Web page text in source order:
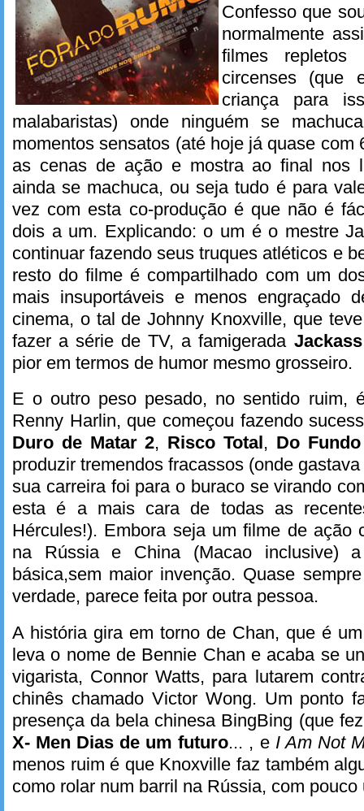
Confesso que
normalmente
filmes repletos
circenses (que
criança para
malabaristas) onde ninguém se
momentos sensatos (até hoje já quase com
as cenas de ação e mostra ao final nos
ainda se machuca, ou seja tudo é para
vez com esta co-produção é que não é
dois a um. Explicando: o um é o mestre
continuar fazendo seus truques atléticos e
resto do filme é compartilhado com um
mais insuportáveis e menos engraçado
cinema, o tal de Johnny Knoxville, que
fazer a série de TV, a famigerada Jackass
pior em termos de humor mesmo grosseiro.
E o outro peso pesado, no sentido ruim,
Renny Harlin, que começou fazendo
Duro de Matar 2, Risco Total , Do
produzir tremendos fracassos (onde
sua carreira foi para o buraco se virando
esta é a mais cara de todas as
Hércules!). Embora seja um filme de ação
na Rússia e China (Macao inclusive)
básica,sem maior invenção. Quase
verdade, parece feita por outra pessoa.
A história gira em torno de Chan, que é
leva o nome de Bennie Chan e acaba se
vigarista, Connor Watts, para lutarem
chinês chamado Victor Wong. Um ponto
presença da bela chinesa BingBing (que
X- Men Dias de um futuro... , eI Am Not
menos ruim é que Knoxville faz também
como rolar num barril na Rússia, com pouco